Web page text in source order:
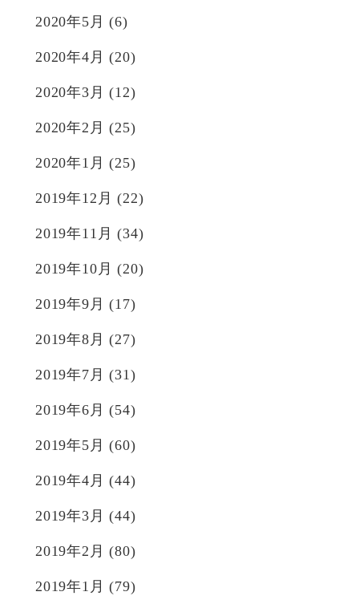
2020年5月 (6)
2020年4月 (20)
2020年3月 (12)
2020年2月 (25)
2020年1月 (25)
2019年12月 (22)
2019年11月 (34)
2019年10月 (20)
2019年9月 (17)
2019年8月 (27)
2019年7月 (31)
2019年6月 (54)
2019年5月 (60)
2019年4月 (44)
2019年3月 (44)
2019年2月 (80)
2019年1月 (79)